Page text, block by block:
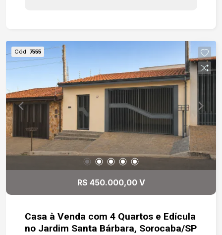
Cód. 7555
R$ 450.000,00 V
Casa à Venda com 4 Quartos e Edícula
no Jardim Santa Bárbara, Sorocaba/SP